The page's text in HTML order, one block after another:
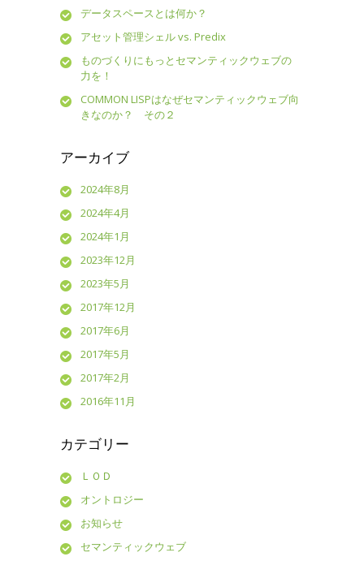
データスペースとは何か？
アセット管理シェル vs. Predix
ものづくりにもっとセマンティックウェブの
力を！
COMMON LISPはなぜセマンティックウェブ向
きなのか？ その２
アーカイブ
2024年8月
2024年4月
2024年1月
2023年12月
2023年5月
2017年12月
2017年6月
2017年5月
2017年2月
2016年11月
カテゴリー
ＬＯＤ
オントロジー
お知らせ
セマンティックウェブ